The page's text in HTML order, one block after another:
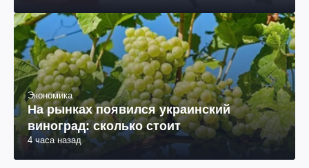
Экономика
На рынках появился украинский
виноград: сколько стоит
4 часа назад